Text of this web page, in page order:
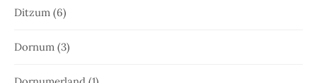
Ditzum (6)
Dornum (3)